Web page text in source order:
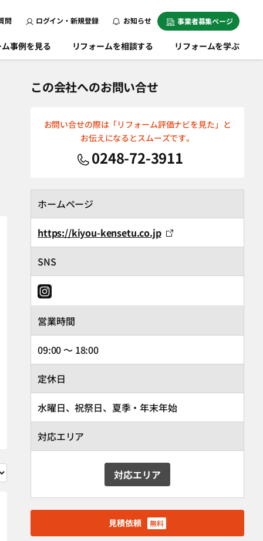
問 ログイン・新規登録 お知らせ 事業者募集ページ
ム事例を見る リフォームを相談する リフォームを学ぶ
この会社へのお問い合せ
お問い合せの際は「リフォーム評価ナビを見た」と
お伝えになるとスムーズです。
0248-72-3911
ホームページ
https://kiyou-kensetu.co.jp
SNS
営業時間
09:00 ～ 18:00
定休日
水曜日、祝祭日、夏季・年末年始
対応エリア
対応エリア
見積依頼 無料